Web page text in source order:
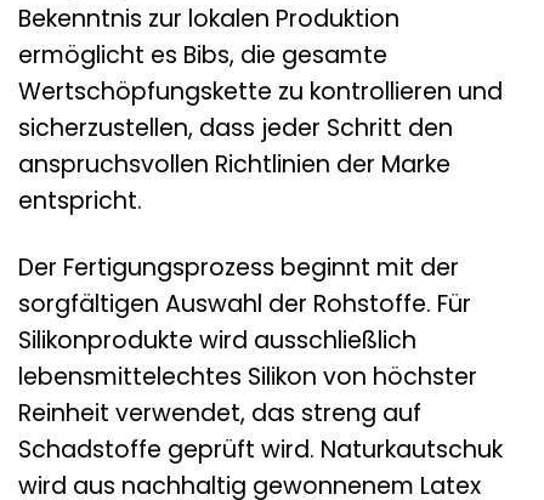
Bekenntnis zur lokalen Produktion
ermöglicht es Bibs, die gesamte
Wertschöpfungskette zu kontrollieren und
sicherzustellen, dass jeder Schritt den
anspruchsvollen Richtlinien der Marke
entspricht.
Der Fertigungsprozess beginnt mit der
sorgfältigen Auswahl der Rohstoffe. Für
Silikonprodukte wird ausschließlich
lebensmittelechtes Silikon von höchster
Reinheit verwendet, das streng auf
Schadstoffe geprüft wird. Naturkautschuk
wird aus nachhaltig gewonnenem Latex